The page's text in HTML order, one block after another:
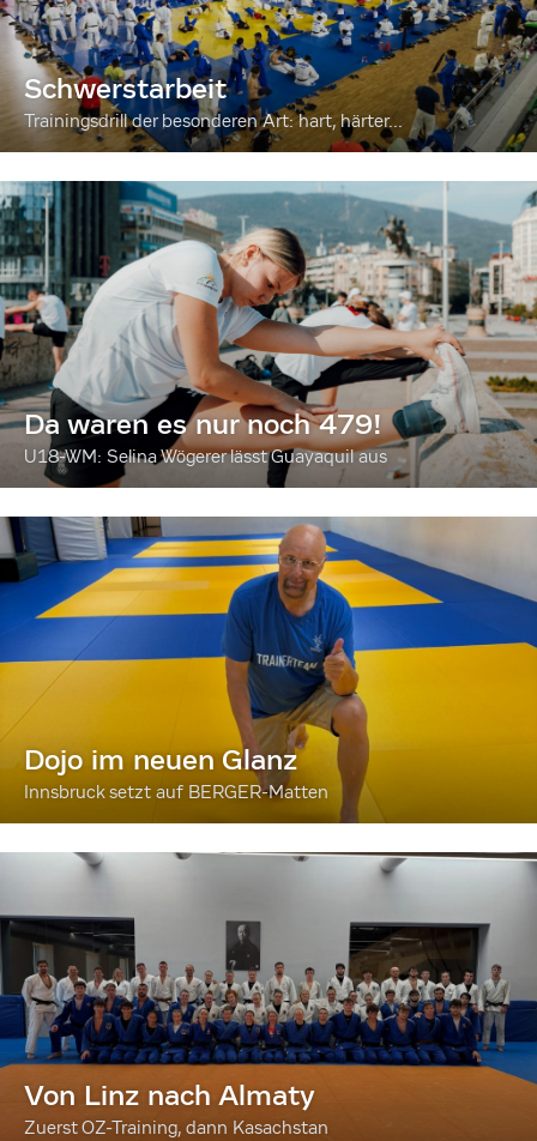
Schwerstarbeit
Trainingsdrill der besonderen Art: hart, härter...
Da waren es nur noch 479!
U18-WM: Selina Wögerer lässt Guayaquil aus
Dojo im neuen Glanz
Innsbruck setzt auf BERGER-Matten
Von Linz nach Almaty
Zuerst OZ-Training, dann Kasachstan